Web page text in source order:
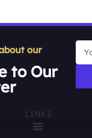
our
to Our
LINKS